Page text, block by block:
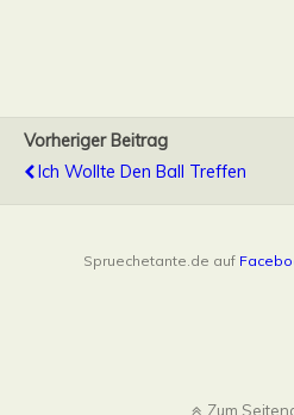
Vorheriger Beitrag
Ich Wollte Den Ball Treffen
Spruechetante.de auf
Zum